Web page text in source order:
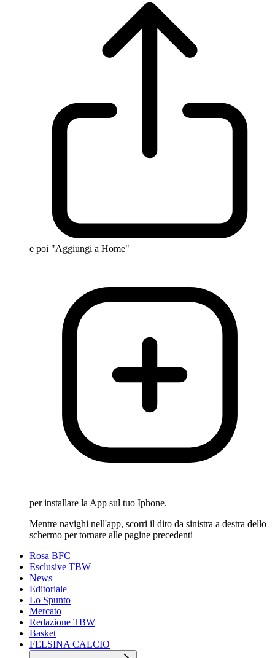
e poi "Aggiungi a Home"
per installare la App sul tuo Iphone.
Mentre navighi nell'app, scorri il dito da sinistra a destra dello
schermo per tornare alle pagine precedenti
Rosa BFC
Esclusive TBW
News
Editoriale
Lo Spunto
Mercato
Redazione TBW
Basket
FELSINA CALCIO